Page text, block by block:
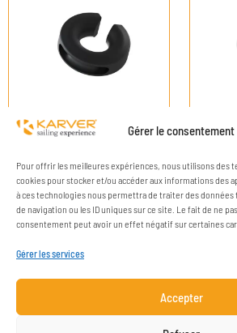
Gérer le consentement
Pour offrir les meilleures expériences, nous utilisons des
cookies pour stocker et/ou accéder aux informations des
à ces technologies nous permettra de traiter des
de navigation ou les ID uniques sur ce site. Le fait de ne
consentement peut avoir un effet négatif sur certaines
Gérer les services
Accepter
RESSOURCES